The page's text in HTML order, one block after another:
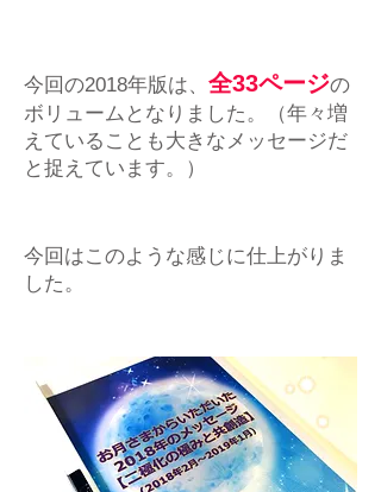
今回の2018年版は、 全33ページの
ボリュームとなりました。（年々増
えていることも大きなメッセージだ
と捉えています。）
今回はこのような感じに仕上がりま
した。